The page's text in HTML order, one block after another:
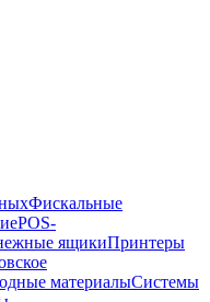
Фискальные
POS-
ящикиПринтеры
материалыСистемы